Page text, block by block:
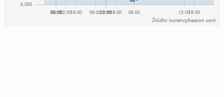
Źródło: currencybeacon.com